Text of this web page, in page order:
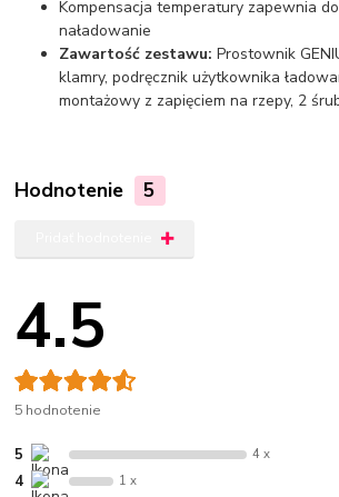
Kompensacja temperatury zapewnia
naładowanie
Zawartość zestawu: Prostownik
klamry, podręcznik użytkownika
montażowy z zapięciem na rzepy, 2
Hodnotenie 5
4.5
5 hodnotenie
5 4 x
4 1 x